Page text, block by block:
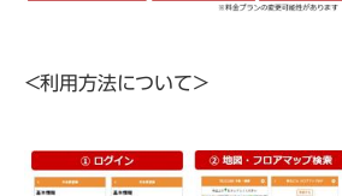
＜利用方法について＞